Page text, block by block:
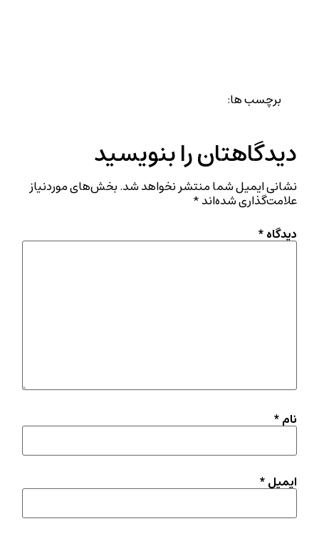
برچسب ها:
دیدگاهتان را بنویسید
نشانی ایمیل شما منتشر نخواهد شد.بخش‌های موردنیاز
علامت‌گذاری شده‌اند*
دیدگاه*
نام*
ایمیل*